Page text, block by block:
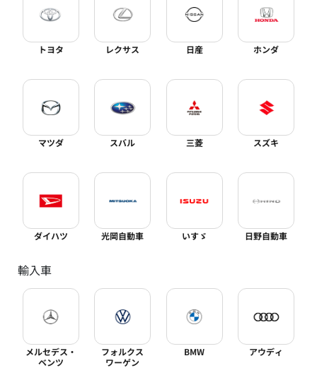
トヨタ レクサス 日産 ホンダ
マツダ スバル 三菱 スズキ
ダイハツ 光岡自動車 いすゞ 日野自動車
輸入車
メルセデス・
ベンツ
フォルクス
ワーゲン
BMW アウディ